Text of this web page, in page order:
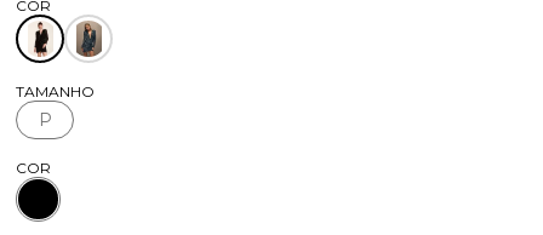
TAMANHO
P
COR